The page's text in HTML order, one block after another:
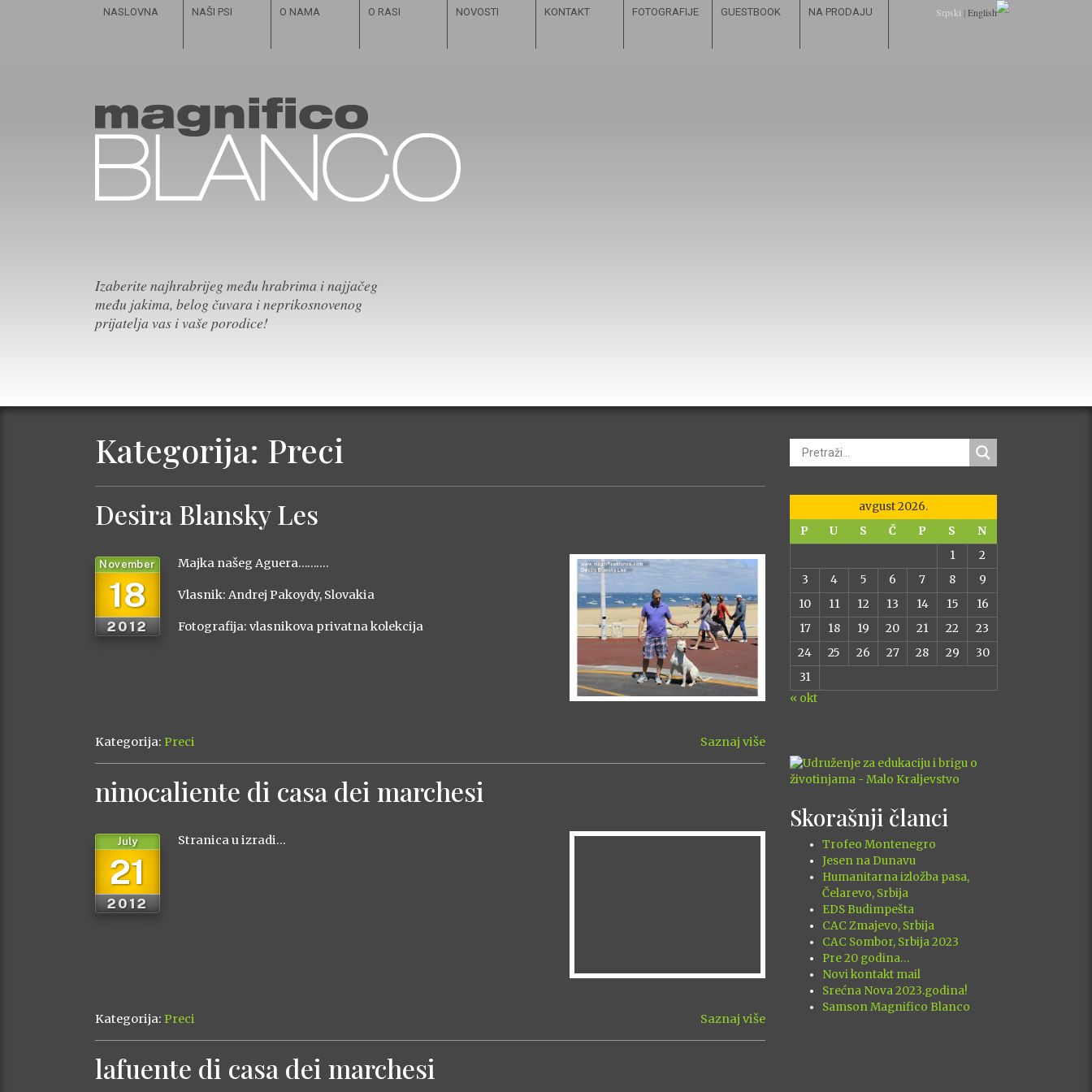
NASLOVNA NAŠI PSI O NAMA O RASI NOVOSTI KONTAKT FOTOGRAFIJE GUESTBOOK NA PRODAJU Srpski |English
Izaberite najhrabrijeg među hrabrima i najjačeg
među jakima, belog čuvara i neprikosnovenog
prijatelja vas i vaše porodice!
Kategorija: Preci
Desira Blansky Les
18
November
2012
Majka našeg Aguera……….
Vlasnik: Andrej Pakoydy, Slovakia
Fotografija: vlasnikova privatna kolekcija
Kategorija: Preci Saznaj više
ninocaliente di casa dei marchesi
21
July
2012
Stranica u izradi…
Kategorija: Preci Saznaj više
lafuente di casa dei marchesi
avgust 2026.
P
U S Č P S
N
1
2
3
4 5 6 7 8
9
10
11 12 13 14 15
16
17
18 19 20 21 22
23
24
25 26 27 28 29
30
31
« okt
Skorašnji članci
Trofeo Montenegro
Jesen na Dunavu
Humanitarna izložba pasa,
Čelarevo, Srbija
EDS Budimpešta
CAC Zmajevo, Srbija
CAC Sombor, Srbija 2023
Pre 20 godina…
Novi kontakt mail
Srećna Nova 2023.godina!
Samson Magnifico Blanco